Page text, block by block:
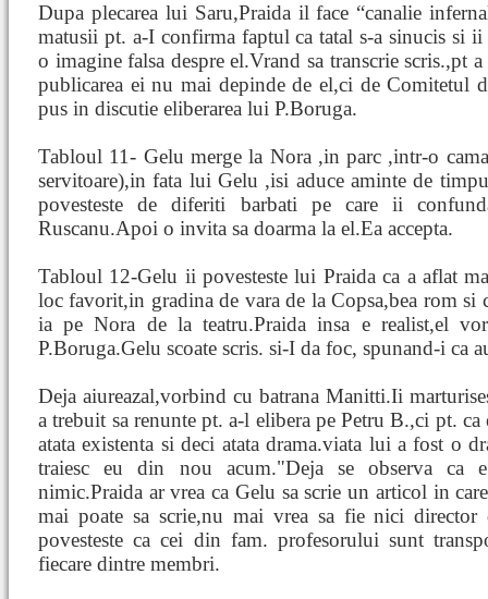
Dupa plecarea lui Saru,Praida il face “canalie
matusii pt. a-I confirma faptul ca tatal s-a sinucis si ii
o imagine falsa despre el.Vrand sa transcrie scris.,pt
publicarea ei nu mai depinde de el,ci de Comitetul
pus in discutie eliberarea lui P.Boruga.
Tabloul 11- Gelu merge la Nora ,in parc ,intr-o
servitoare),in fata lui Gelu ,isi aduce aminte de
povesteste de diferiti barbati pe care ii
Ruscanu.Apoi o invita sa doarma la el.Ea accepta.
Tabloul 12-Gelu ii povesteste lui Praida ca a aflat
loc favorit,in gradina de vara de la Copsa,bea rom si
ia pe Nora de la teatru.Praida insa e realist,el
P.Boruga.Gelu scoate scris. si-I da foc, spunand-i ca
Deja aiureazal,vorbind cu batrana Manitti.Ii
a trebuit sa renunte pt. a-l elibera pe Petru B.,ci pt.
atata existenta si deci atata drama.viata lui a fost o
traiesc eu din nou acum."Deja se observa ca
nimic.Praida ar vrea ca Gelu sa scrie un articol in
mai poate sa scrie,nu mai vrea sa fie nici director
povesteste ca cei din fam. profesorului sunt
fiecare dintre membri.